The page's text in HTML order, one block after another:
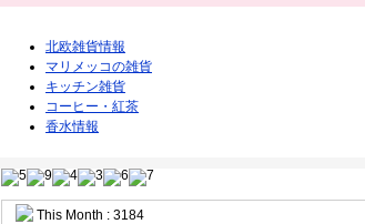
北欧雑貨情報
マリメッコの雑貨
キッチン雑貨
コーヒー・紅茶
香水情報
This Month : 3184